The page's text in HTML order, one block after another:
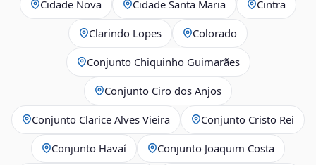
Cidade Nova Cidade Santa Maria Cintra
Clarindo Lopes Colorado
Conjunto Chiquinho Guimarães
Conjunto Ciro dos Anjos
Conjunto Clarice Alves Vieira Conjunto Cristo Rei
Conjunto Havaí Conjunto Joaquim Costa